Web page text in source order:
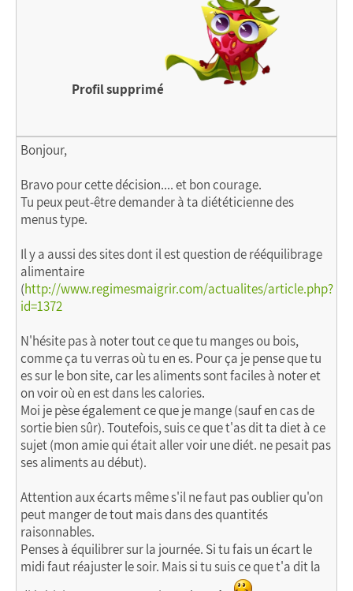
Profil supprimé
Bonjour,
Bravo pour cette décision.... et bon courage.
Tu peux peut-être demander à ta diététicienne des
menus type.
Il y a aussi des sites dont il est question de rééquilibrage
alimentaire
(http://www.regimesmaigrir.com/actualites/article.php?
id=1372
N'hésite pas à noter tout ce que tu manges ou bois,
comme ça tu verras où tu en es. Pour ça je pense que tu
es sur le bon site, car les aliments sont faciles à noter et
on voir où en est dans les calories.
Moi je pèse également ce que je mange (sauf en cas de
sortie bien sûr). Toutefois, suis ce que t'as dit ta diet à ce
sujet (mon amie qui était aller voir une diét. ne pesait pas
ses aliments au début).
Attention aux écarts même s'il ne faut pas oublier qu'on
peut manger de tout mais dans des quantités
raisonnables.
Penses à équilibrer sur la journée. Si tu fais un écart le
midi faut réajuster le soir. Mais si tu suis ce que t'a dit la